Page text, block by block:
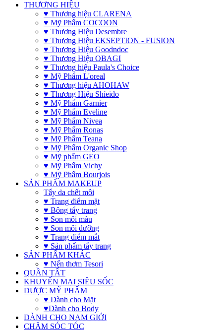
THƯƠNG HIỆU
♥ Thương hiệu CLARENA
♥ Mỹ Phẩm COCOON
♥ Thương Hiệu Desembre
♥ Thương Hiệu EKSEPTION - FUSION
♥ Thương Hiệu Goodndoc
♥ Thương Hiệu OBAGI
♥ Thương hiệu Paula's Choice
♥ Mỹ Phẩm L'oreal
♥ Thương hiệu AHOHAW
♥ Thương Hiệu Shíeido
♥ Mỹ Phẩm Garnier
♥ Mỹ Phẩm Eveline
♥ Mỹ Phẩm Nivea
♥ Mỹ Phẩm Ronas
♥ Mỹ Phẩm Teana
♥ Mỹ Phẩm Organic Shop
♥ Mỹ phẩm GEO
♥ Mỹ Phẩm Vichy
♥ Mỹ Phẩm Bourjois
SẢN PHẨM MAKEUP
Tẩy da chết môi
♥ Trang điểm mặt
♥ Bông tẩy trang
♥ Son môi màu
♥ Son môi dưỡng
♥ Trang điểm mắt
♥ Sản phẩm tẩy trang
SẢN PHẨM KHÁC
♥ Nến thơm Tesori
QUẦN TẤT
KHUYẾN MẠI SIÊU SỐC
DƯỢC MỸ PHẨM
♥ Dành cho Mặt
♥Dành cho Body
DÀNH CHO NAM GIỚI
CHĂM SÓC TÓC